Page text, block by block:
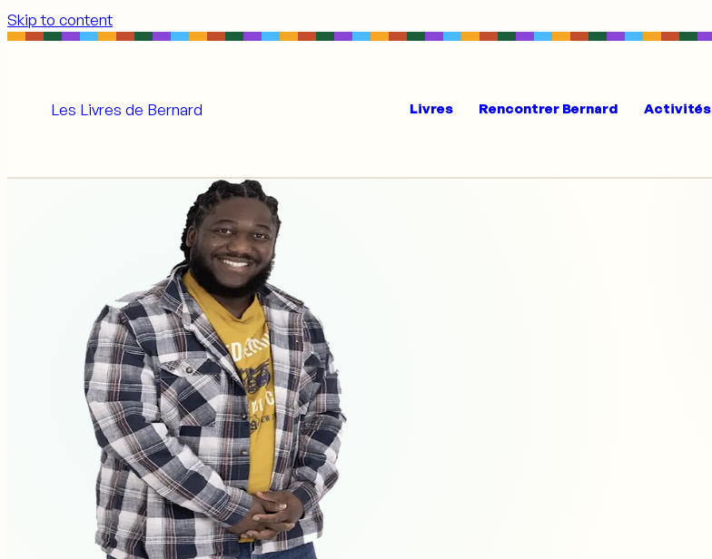
Skip to content
Les Livres de Bernard Livres Rencontrer Bernard Activités